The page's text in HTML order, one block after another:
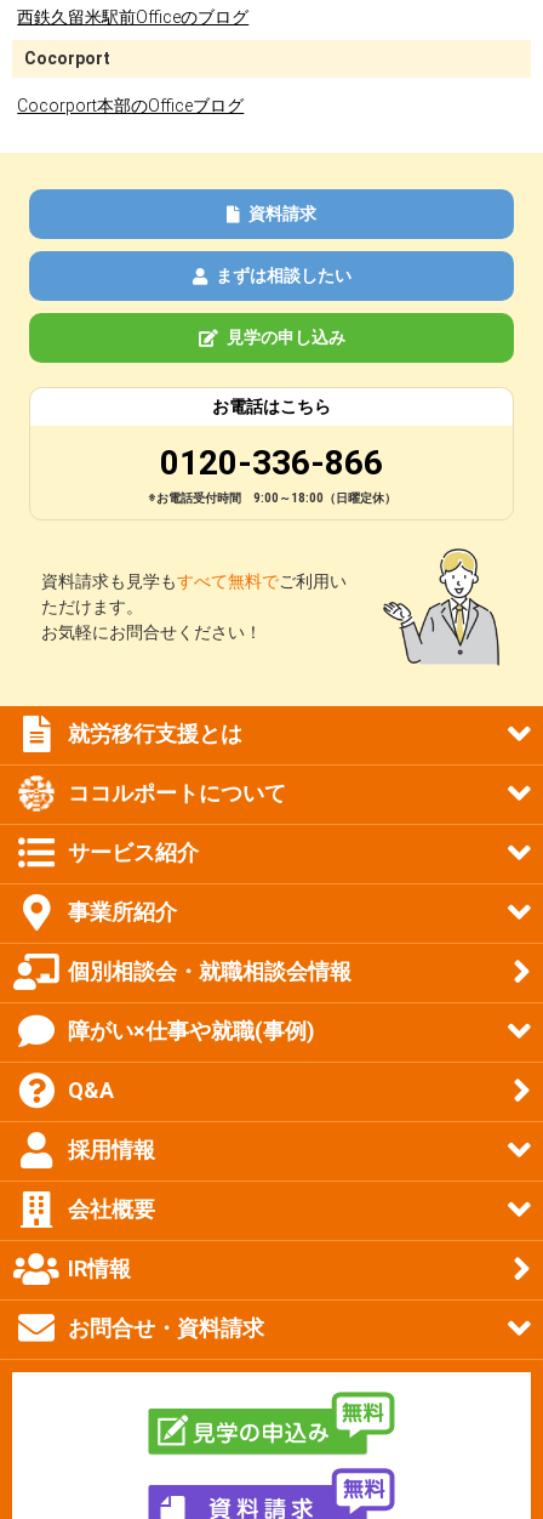
西鉄久留米駅前Officeのブログ
Cocorport
Cocorport本部のOfficeブログ
資料請求
まずは相談したい
見学の申し込み
お電話はこちら
0120-336-866
※お電話受付時間 9:00～18:00（日曜定休）
資料請求も見学もすべて無料でご利用い
ただけます。
お気軽にお問合せください！
就労移行支援とは
ココルポートについて
サービス紹介
事業所紹介
個別相談会・就職相談会情報
障がい×仕事や就職(事例)
Q&A
採用情報
会社概要
IR情報
お問合せ・資料請求